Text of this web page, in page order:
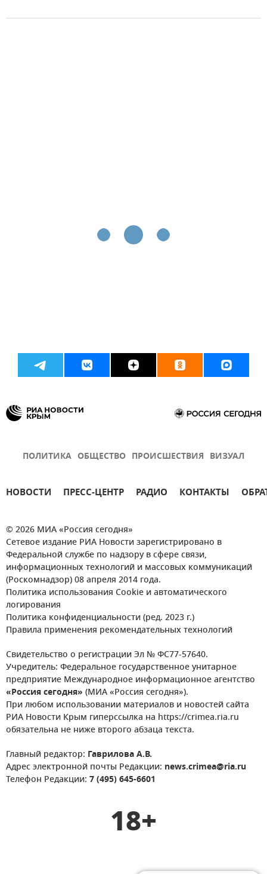
ПОЛИТИКА ОБЩЕСТВО ПРОИСШЕСТВИЯ ВИЗУАЛ
НОВОСТИ ПРЕСС-ЦЕНТР РАДИО КОНТАКТЫ
© 2026 МИА «Россия сегодня»
Сетевое издание РИА Новости зарегистрировано в
Федеральной службе по надзору в сфере связи,
информационных технологий и массовых коммуникаций
(Роскомнадзор) 08 апреля 2014 года.
Политика использования Cookie и автоматического
логирования
Политика конфиденциальности (ред. 2023 г.)
Правила применения рекомендательных технологий
Свидетельство о регистрации Эл № ФС77-57640.
Учредитель: Федеральное государственное унитарное
предприятие Международное информационное агентство
«Россия сегодня» (МИА «Россия сегодня»).
При любом использовании материалов и новостей сайта
РИА Новости Крым гиперссылка на https://crimea.ria.ru
обязательна не ниже второго абзаца текста.
Главный редактор: Гаврилова А.В.
Адрес электронной почты Редакции: news.crimea@ria.ru
Телефон Редакции: 7 (495) 645-6601
18+